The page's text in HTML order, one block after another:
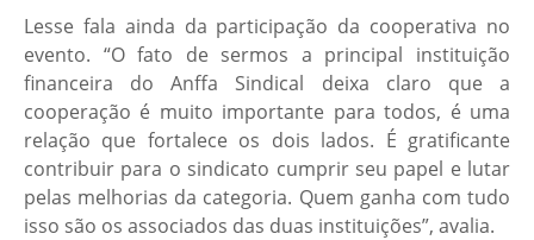
Lesse fala ainda da participação da cooperativa no
evento. “O fato de sermos a principal instituição
financeira do Anffa Sindical deixa claro que a
cooperação é muito importante para todos, é uma
relação que fortalece os dois lados. É gratificante
contribuir para o sindicato cumprir seu papel e lutar
pelas melhorias da categoria. Quem ganha com tudo
isso são os associados das duas instituições”, avalia.